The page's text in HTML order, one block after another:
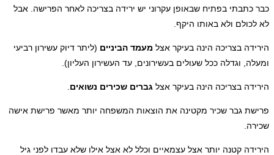
כבר כתבתי בפתיח שבאופן עקרוני יש ירידה בצריכה לאחר הפרישה. אבל
לא לכולם ולא באותו היקף.
הירידה בצריכה הינה בעיקר אצל מעמד הביניים (ליתר דיוק עשירון רביעי
ומעלה, וגדלה ככל שעולים בעשירונים, עד העשירון העליון).
הירידה בצריכה הינה בעיקר אצל גברים שכירים נשואים
פרישת גבר שכיר מקטינה את הוצאות המשפחה יותר מאשר פרישת אישה
שכירה.
הירידה קטנה יותר אצל עצמאיים וכלל לא אצל אילו שלא עבדו לפני גיל